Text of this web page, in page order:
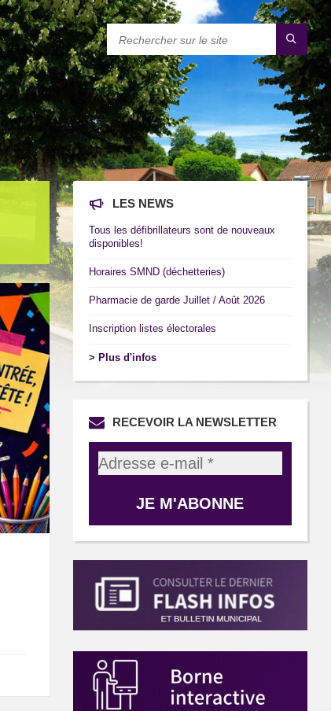
LES NEWS
Tous les défibrillateurs sont de nouveaux
disponibles!
Horaires SMND (déchetteries)
Pharmacie de garde Juillet / Août 2026
Inscription listes électorales
> Plus d'infos
RECEVOIR LA NEWSLETTER